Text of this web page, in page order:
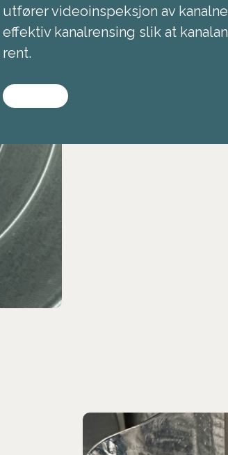
utfører videoinspeksjon av
effektiv kanalrensing slik at
rent.